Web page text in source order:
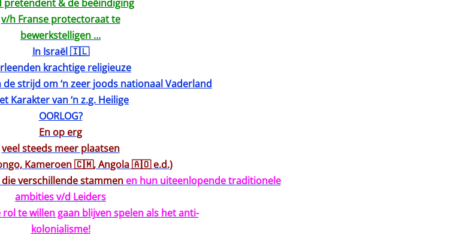
pretendent & de beëindiging
v/h Franse protectoraat te
bewerkstelligen …
In Israël 🇮🇱
krachtige religieuze
strijd om ‘n zeer joods nationaal Vaderland
Karakter van ‘n z.g. Heilige
OORLOG?
En op erg
veel steeds meer plaatsen
Kameroen 🇨🇲, Angola 🇦🇴 e.d.)
verschillende stammen en hun uiteenlopende traditionele
ambities v/d Leiders
rol te willen gaan blijven spelen als het anti-
kolonialisme!